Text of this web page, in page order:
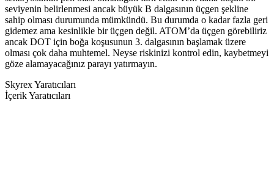
seviyenin belirlenmesi ancak büyük B dalgasının üçgen şekline
sahip olması durumunda mümkündü. Bu durumda o kadar fazla geri
gidemez ama kesinlikle bir üçgen değil. ATOM’da üçgen görebiliriz
ancak DOT için boğa koşusunun 3. dalgasının başlamak üzere
olması çok daha muhtemel. Neyse riskinizi kontrol edin, kaybetmeyi
göze alamayacağınız parayı yatırmayın.
Skyrex Yaratıcıları
İçerik Yaratıcıları